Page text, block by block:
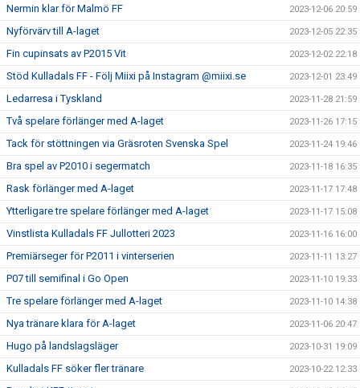
Nermin klar för Malmö FF 2023-12-06 20:59
Nyförvärv till A-laget 2023-12-05 22:35
Fin cupinsats av P2015 Vit 2023-12-02 22:18
Stöd Kulladals FF - Följ Miixi på Instagram @miixi.se 2023-12-01 23:49
Ledarresa i Tyskland 2023-11-28 21:59
Två spelare förlänger med A-laget 2023-11-26 17:15
Tack för stöttningen via Gräsroten Svenska Spel 2023-11-24 19:46
Bra spel av P2010 i segermatch 2023-11-18 16:35
Rask förlänger med A-laget 2023-11-17 17:48
Ytterligare tre spelare förlänger med A-laget 2023-11-17 15:08
Vinstlista Kulladals FF Jullotteri 2023 2023-11-16 16:00
Premiärseger för P2011 i vinterserien 2023-11-11 13:27
P07 till semifinal i Go Open 2023-11-10 19:33
Tre spelare förlänger med A-laget 2023-11-10 14:38
Nya tränare klara för A-laget 2023-11-06 20:47
Hugo på landslagsläger 2023-10-31 19:09
Kulladals FF söker fler tränare 2023-10-22 12:33